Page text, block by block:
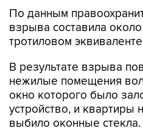
По данным
взрыва составила
тротиловом
В результате взрыва
нежилые помещения
окно которого было
устройство, и квартиры
выбило оконные